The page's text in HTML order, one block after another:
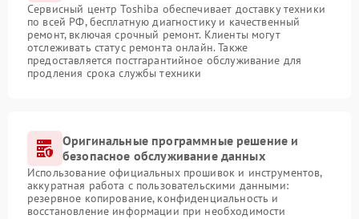
Сервисный центр Toshiba обеспечивает доставку техники
по всей РФ, бесплатную диагностику и качественный
ремонт, включая срочный ремонт. Клиенты могут
отслеживать статус ремонта онлайн. Также
предоставляется постгарантийное обслуживание для
продления срока службы техники
Оригинальные программные решение и
безопасное обслуживание данных
Использование официальных прошивок и инструментов,
аккуратная работа с пользовательскими данными:
резервное копирование, конфиденциальность и
восстановление информации при необходимости